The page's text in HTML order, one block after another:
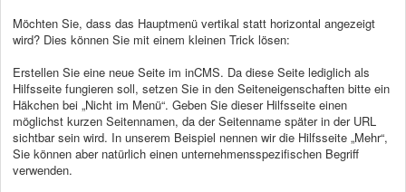
Möchten Sie, dass das Hauptmenü vertikal statt horizontal angezeigt
wird? Dies können Sie mit einem kleinen Trick lösen:
Erstellen Sie eine neue Seite im inCMS. Da diese Seite lediglich als
Hilfsseite fungieren soll, setzen Sie in den Seiteneigenschaften bitte ein
Häkchen bei „Nicht im Menü“. Geben Sie dieser Hilfsseite einen
möglichst kurzen Seitennamen, da der Seitenname später in der URL
sichtbar sein wird. In unserem Beispiel nennen wir die Hilfsseite „Mehr“,
Sie können aber natürlich einen unternehmensspezifischen Begriff
verwenden.